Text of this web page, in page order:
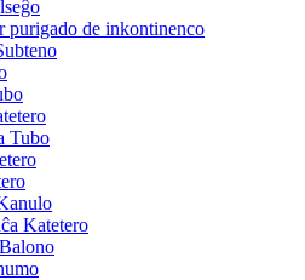
purigado de inkontinenco
Tubo
Katetero